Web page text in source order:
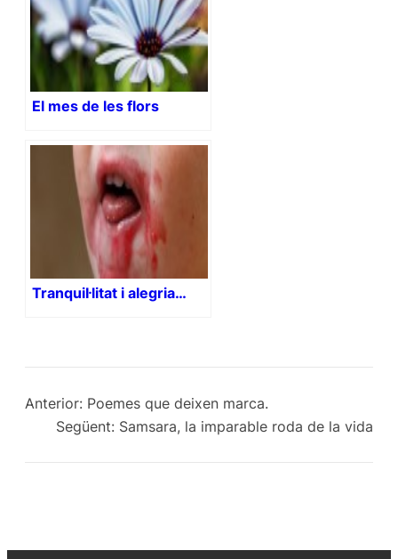
El mes de les flors
Tranquil·litat i alegria…
Anterior: Poemes que deixen marca.
Següent: Samsara, la imparable roda de la vida